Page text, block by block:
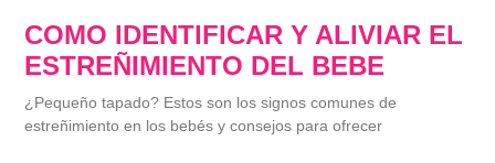
COMO IDENTIFICAR Y ALIVIAR EL
ESTREÑIMIENTO DEL BEBE
¿Pequeño tapado? Estos son los signos comunes de
estreñimiento en los bebés y consejos para ofrecer